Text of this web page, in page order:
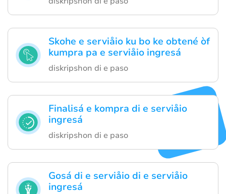
Skohe e serviåio ku bo ke obtené òf
kumpra pa e serviåio ingresá
diskripshon di e paso
Finalisá e kompra di e serviåio
ingresá
diskripshon di e paso
Gosá di e serviåio di e serviåio
ingresá